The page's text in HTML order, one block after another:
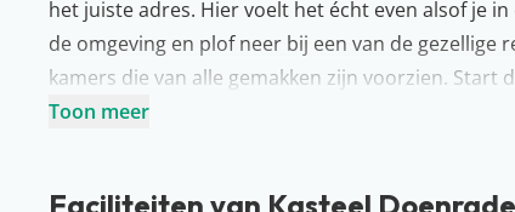
het juiste adres. Hier voelt het écht even alsof je
de omgeving en plof neer bij een van de gezellige
kamers die van alle gemakken zijn voorzien.
kopje koffie op het ruime buitenterras. Wie neem
Toon meer